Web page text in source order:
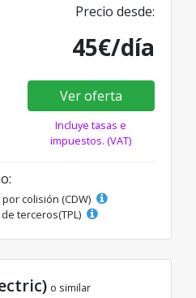
Precio desde:
45€/día
Ver oferta
Incluye tasas e
impuestos. (VAT)
colisión (CDW)
terceros(TPL)
o similar